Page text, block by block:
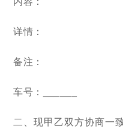
详情：
备注：
车号：______
二、现甲乙双方协商一